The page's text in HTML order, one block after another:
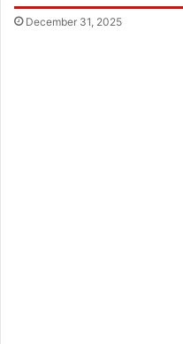
December 31, 2025